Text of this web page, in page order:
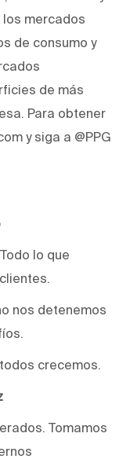
los mercados
de consumo y
de más
Para obtener
y siga a @PPG
lo que
nos detenemos
crecemos.
Tomamos